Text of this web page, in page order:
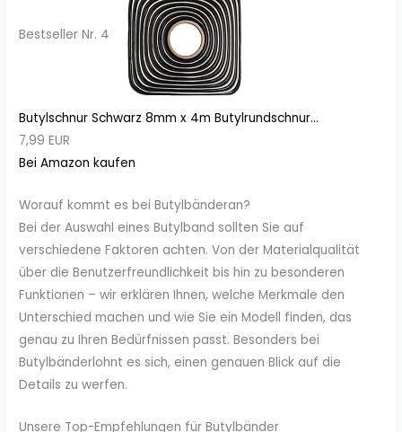
Bestseller Nr. 4
Butylschnur Schwarz 8mm x 4m Butylrundschnur...
7,99 EUR
Bei Amazon kaufen
Worauf kommt es bei Butylbänderan?
Bei der Auswahl eines Butylband sollten Sie auf
verschiedene Faktoren achten. Von der Materialqualität
über die Benutzerfreundlichkeit bis hin zu besonderen
Funktionen – wir erklären Ihnen, welche Merkmale den
Unterschied machen und wie Sie ein Modell finden, das
genau zu Ihren Bedürfnissen passt. Besonders bei
Butylbänderlohnt es sich, einen genauen Blick auf die
Details zu werfen.
Unsere Top-Empfehlungen für Butylbänder